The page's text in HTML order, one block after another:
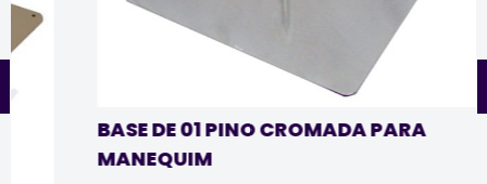
BASE DE 01 PINO CROMADA PARA
MANEQUIM